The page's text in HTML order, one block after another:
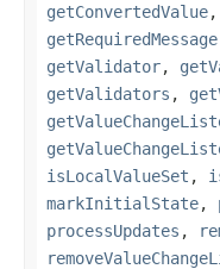
getConvertedValue,
getRequiredMessage
getValidator,
getValidators ,
isLocalValueSet ,
markInitialState,
processUpdates ,